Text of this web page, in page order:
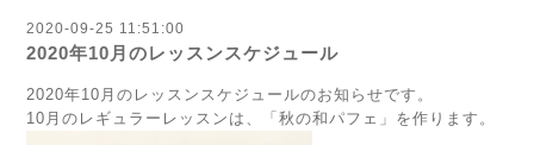
2020-09-25 11:51:00
2020年10月のレッスンスケジュール
2020年10月のレッスンスケジュールのお知らせです。
10月のレギュラーレッスンは、「秋の和パフェ」を作ります。